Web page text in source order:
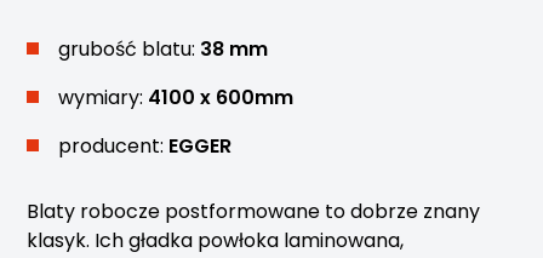
grubość blatu: 38 mm
wymiary: 4100 x 600mm
producent: EGGER
Blaty robocze postformowane to dobrze znany
klasyk. Ich gładka powłoka laminowana,